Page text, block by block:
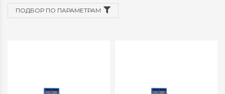
ПОДБОР ПО ПАРАМЕТРАМ